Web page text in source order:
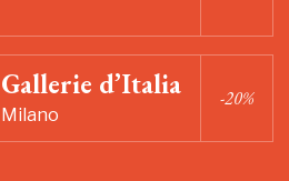
Gallerie d’Italia
Milano
-20%